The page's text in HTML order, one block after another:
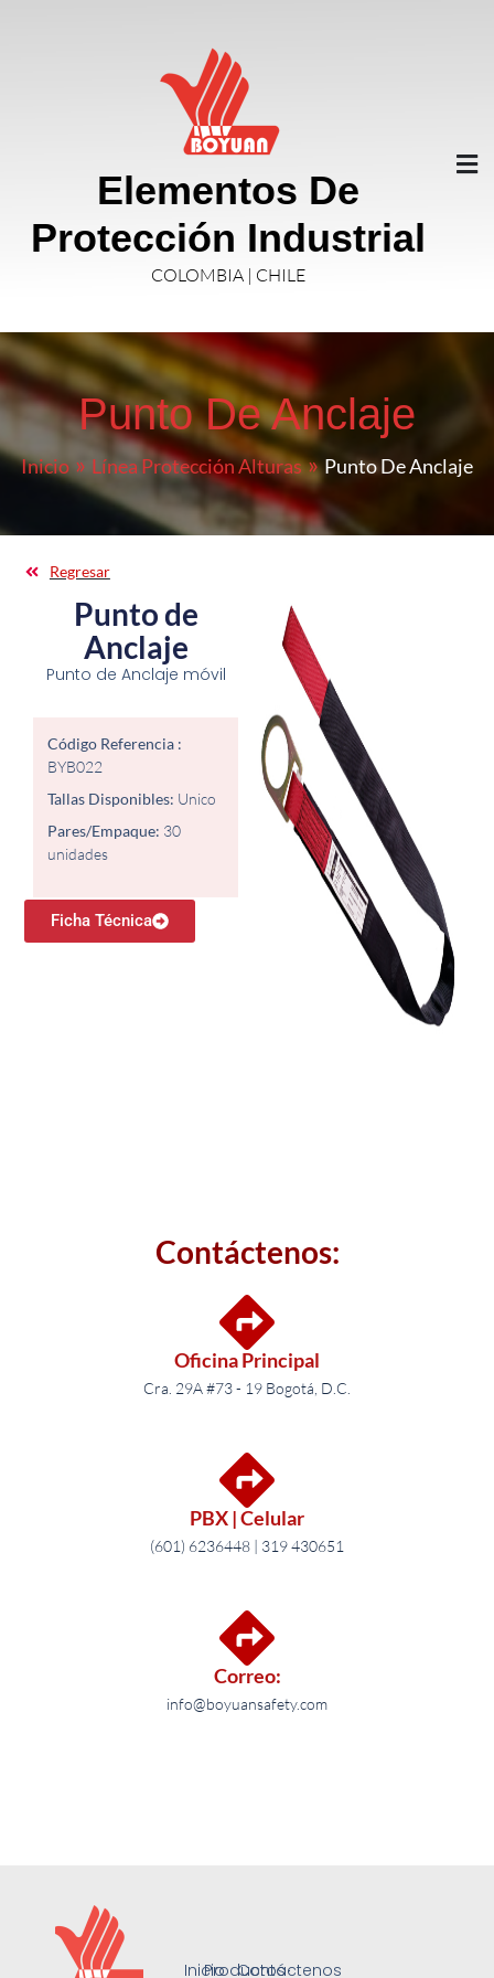
Elementos De
Protección Industrial
COLOMBIA | CHILE
Punto De Anclaje
Inicio Línea Protección Alturas Punto De Anclaje
Punto de
Anclaje
Punto de Anclaje móvil
Código Referencia :
BYB022
Tallas Disponibles: Unico
Pares/Empaque: 30
unidades
Ficha Técnica
Regresar
Contáctenos:
Oficina Principal
Cra. 29A #73 - 19 Bogotá, D.C.
PBX | Celular
(601) 6236448 | 319 430651
Correo:
info@boyuansafety.com
InicioProductos
Contáctenos